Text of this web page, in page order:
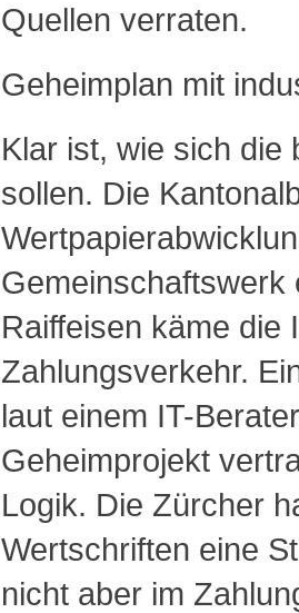
Quellen verraten.
Geheimplan mit
Klar ist, wie sich die
sollen. Die
Gemeinschaftswerk
Raiffeisen käme die
Zahlungsverkehr.
laut einem IT-
Geheimprojekt
Logik. Die Zürcher
Wertschriften eine
nicht aber im